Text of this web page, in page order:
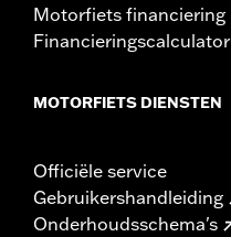
Motorfiets financiering
Financieringscalculator
MOTORFIETS DIENSTEN
Officiële service
Gebruikershandleiding
Onderhoudsschema's